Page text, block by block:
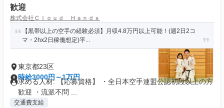
歓迎
株式会社Ｃｌｏｕｄ Ｈａｎｄｓ
【黒帯以上の空手の経験必須】月収4.8万円以上可能！(週2日2コ
マ・2hx2日稼働想定)平...
東京都23区
時給3000円～1万円
求める人材: 【応募資格】 ・全日本空手連盟公認初段以上の方
歓迎 ・流派不問 ...
交通費支給